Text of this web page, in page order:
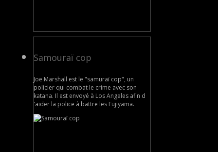
Samouraï cop
Joe Marshall est le "samuraï cop", un
policier qui combat le crime avec son
katana. Il est envoyé à Los Angeles afin d
'aider la police à battre les Fujiyama.